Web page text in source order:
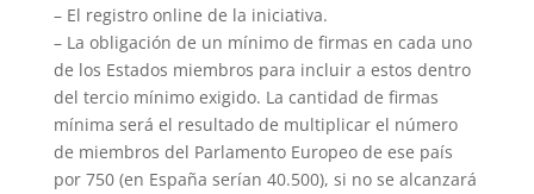
– El registro online de la iniciativa.
– La obligación de un mínimo de firmas en cada uno
de los Estados miembros para incluir a estos dentro
del tercio mínimo exigido. La cantidad de firmas
mínima será el resultado de multiplicar el número
de miembros del Parlamento Europeo de ese país
por 750 (en España serían 40.500), si no se alcanzará